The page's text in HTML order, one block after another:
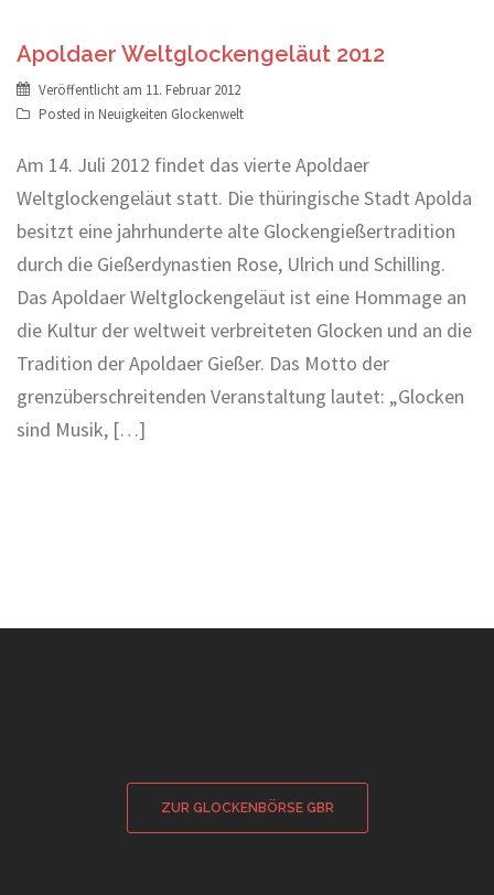
Apoldaer Weltglockengeläut 2012
Veröffentlicht am 11. Februar 2012
Posted in Neuigkeiten Glockenwelt
Am 14. Juli 2012 findet das vierte Apoldaer
Weltglockengeläut statt. Die thüringische Stadt Apolda
besitzt eine jahrhunderte alte Glockengießertradition
durch die Gießerdynastien Rose, Ulrich und Schilling.
Das Apoldaer Weltglockengeläut ist eine Hommage an
die Kultur der weltweit verbreiteten Glocken und an die
Tradition der Apoldaer Gießer. Das Motto der
grenzüberschreitenden Veranstaltung lautet: „Glocken
sind Musik, […]
ZUR GLOCKENBÖRSE GBR